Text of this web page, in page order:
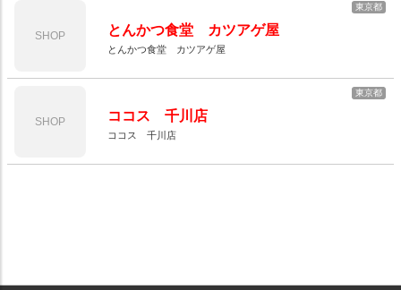
SHOP
東京都
とんかつ食堂 カツアゲ屋
とんかつ食堂 カツアゲ屋
SHOP
東京都
ココス 千川店
ココス 千川店